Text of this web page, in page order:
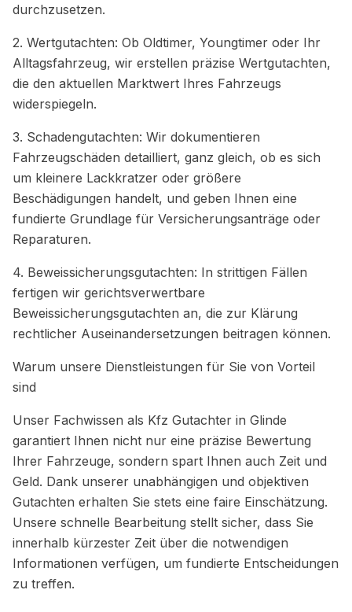
durchzusetzen.
2. Wertgutachten: Ob Oldtimer, Youngtimer oder Ihr
Alltagsfahrzeug, wir erstellen präzise Wertgutachten,
die den aktuellen Marktwert Ihres Fahrzeugs
widerspiegeln.
3. Schadengutachten: Wir dokumentieren
Fahrzeugschäden detailliert, ganz gleich, ob es sich
um kleinere Lackkratzer oder größere
Beschädigungen handelt, und geben Ihnen eine
fundierte Grundlage für Versicherungsanträge oder
Reparaturen.
4. Beweissicherungsgutachten: In strittigen Fällen
fertigen wir gerichtsverwertbare
Beweissicherungsgutachten an, die zur Klärung
rechtlicher Auseinandersetzungen beitragen können.
Warum unsere Dienstleistungen für Sie von Vorteil
sind
Unser Fachwissen als Kfz Gutachter in Glinde
garantiert Ihnen nicht nur eine präzise Bewertung
Ihrer Fahrzeuge, sondern spart Ihnen auch Zeit und
Geld. Dank unserer unabhängigen und objektiven
Gutachten erhalten Sie stets eine faire Einschätzung.
Unsere schnelle Bearbeitung stellt sicher, dass Sie
innerhalb kürzester Zeit über die notwendigen
Informationen verfügen, um fundierte Entscheidungen
zu treffen.